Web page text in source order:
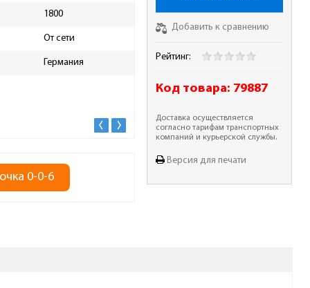
1800
От сети
Германия
Наличие лазерного указателя
Наличие подсветки
0-0-6
Добавить к сравнению
Рейтинг:
Код товара: 79887
Доставка осуществляется
согласно тарифам транспортных
компаний и курьерской службы.
Версия для печати